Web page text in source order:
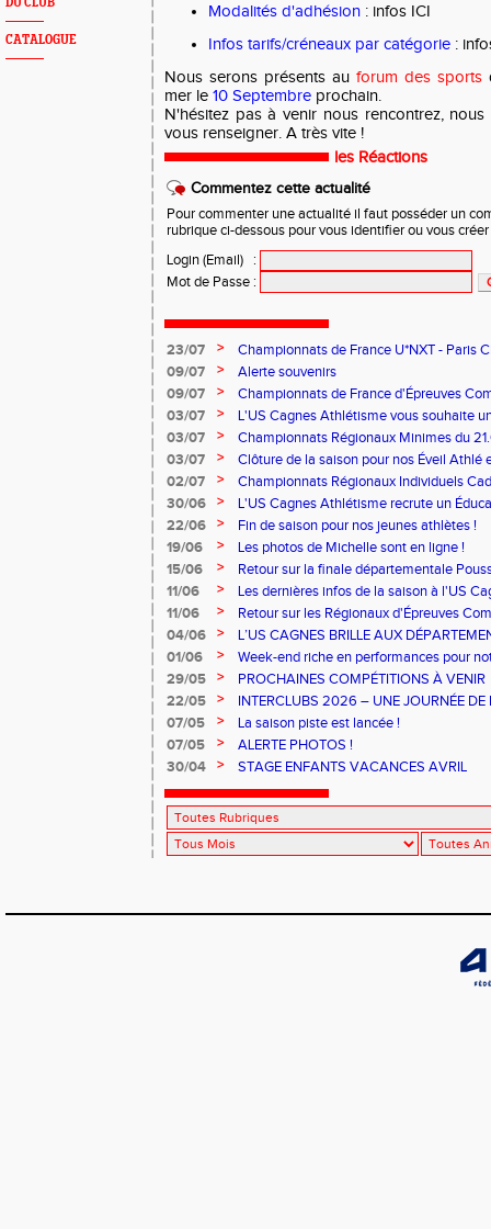
CATALOGUE
Modalités d'adhésion : infos ICI
Infos tarifs/créneaux par catégorie :
Nous serons présents au forum des sports
mer le 10 Septembre prochain.
N'hésitez pas à venir nous rencontrez,
vous renseigner. A très vite !
les Réactions
Commentez cette actualité
Pour commenter une actualité il faut posséder un
rubrique ci-dessous pour vous identifier ou vous
Login (Email)
:
Mot de Passe :
23/07 >
Championnats de France U*NXT - Paris
09/07
>
Alerte souvenirs
09/07
>
Championnats de France d'Épreuves
03/07
>
L'US Cagnes Athlétisme vous souhaite
03/07
>
Championnats Régionaux Minimes du
03/07
>
Clôture de la saison pour nos Éveil Athlé
02/07
>
Championnats Régionaux Individuels
30/06
>
L'US Cagnes Athlétisme recrute un
22/06
>
Fin de saison pour nos jeunes athlètes !
19/06
>
Les photos de Michelle sont en ligne !
15/06
>
Retour sur la finale départementale
11/06
>
Les dernières infos de la saison à l'US
11/06
>
Retour sur les Régionaux d'Épreuves
Ferrand qui se sont déroulés les 6 et 7
04/06 >
L’US CAGNES BRILLE AUX
01/06
>
Week-end riche en performances pour
29/05
>
PROCHAINES COMPÉTITIONS À VENIR
22/05
>
INTERCLUBS 2026 – UNE JOURNÉE DE
PERFORMANCE
07/05 >
La saison piste est lancée !
07/05
>
ALERTE PHOTOS !
30/04
> STAGE ENFANTS VACANCES AVRIL